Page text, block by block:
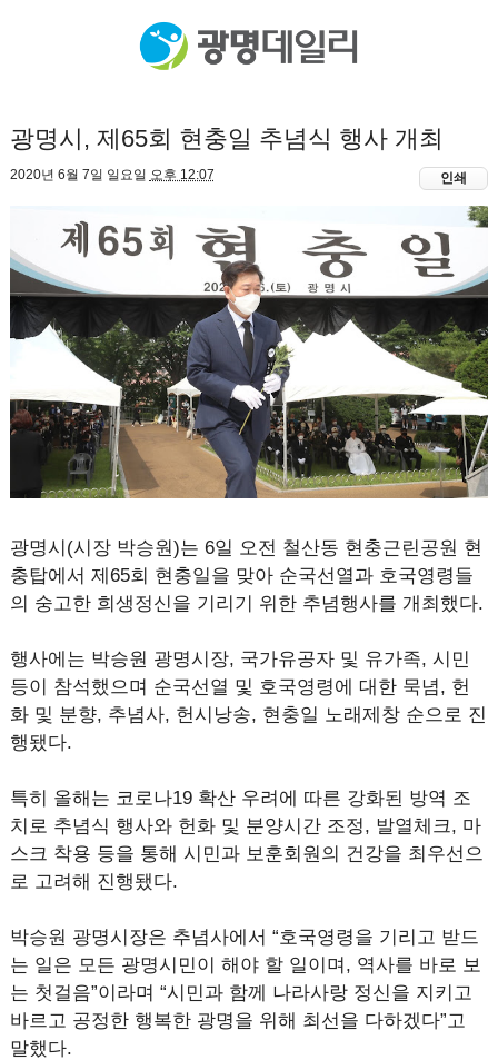
광명시, 제65회 현충일 추념식 행사 개최
2020년 6월 7일 일요일 오후 12:07 인쇄
광명시(시장 박승원)는 6일 오전 철산동 현충근린공원 현
충탑에서 제65회 현충일을 맞아 순국선열과 호국영령들
의 숭고한 희생정신을 기리기 위한 추념행사를 개최했다.
행사에는 박승원 광명시장, 국가유공자 및 유가족, 시민
등이 참석했으며 순국선열 및 호국영령에 대한 묵념, 헌
화 및 분향, 추념사, 헌시낭송, 현충일 노래제창 순으로 진
행됐다.
특히 올해는 코로나19 확산 우려에 따른 강화된 방역 조
치로 추념식 행사와 헌화 및 분양시간 조정, 발열체크, 마
스크 착용 등을 통해 시민과 보훈회원의 건강을 최우선으
로 고려해 진행됐다.
박승원 광명시장은 추념사에서 “호국영령을 기리고 받드
는 일은 모든 광명시민이 해야 할 일이며, 역사를 바로 보
는 첫걸음”이라며 “시민과 함께 나라사랑 정신을 지키고
바르고 공정한 행복한 광명을 위해 최선을 다하겠다”고
말했다.